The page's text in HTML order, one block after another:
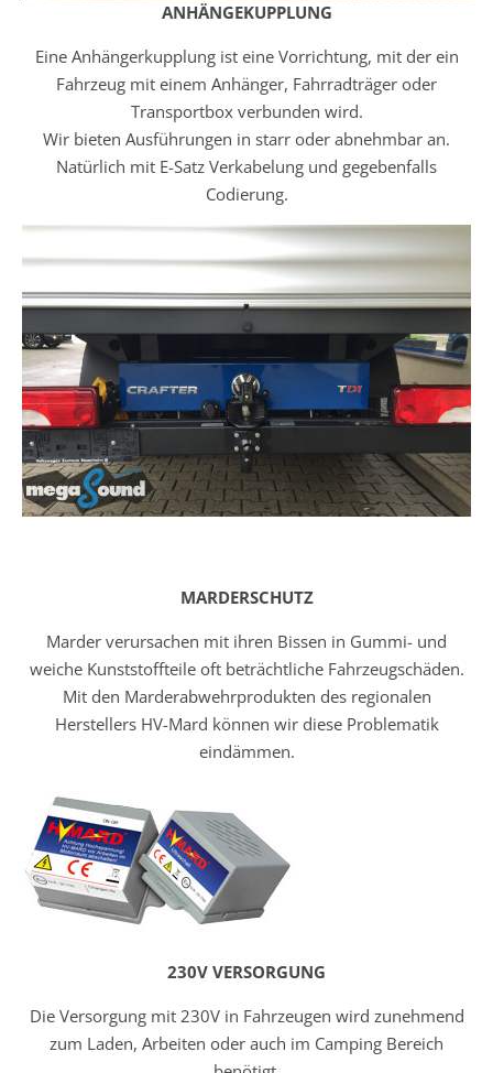
ANHÄNGEKUPPLUNG
Eine Anhängerkupplung ist eine Vorrichtung, mit der ein
Fahrzeug mit einem Anhänger, Fahrradträger oder
Transportbox verbunden wird.
Wir bieten Ausführungen in starr oder abnehmbar an.
Natürlich mit E-Satz Verkabelung und gegebenfalls
Codierung.
MARDERSCHUTZ
Marder verursachen mit ihren Bissen in Gummi- und
weiche Kunststoffteile oft beträchtliche Fahrzeugschäden.
Mit den Marderabwehrprodukten des regionalen
Herstellers HV-Mard können wir diese Problematik
eindämmen.
230V VERSORGUNG
Die Versorgung mit 230V in Fahrzeugen wird zunehmend
zum Laden, Arbeiten oder auch im Camping Bereich